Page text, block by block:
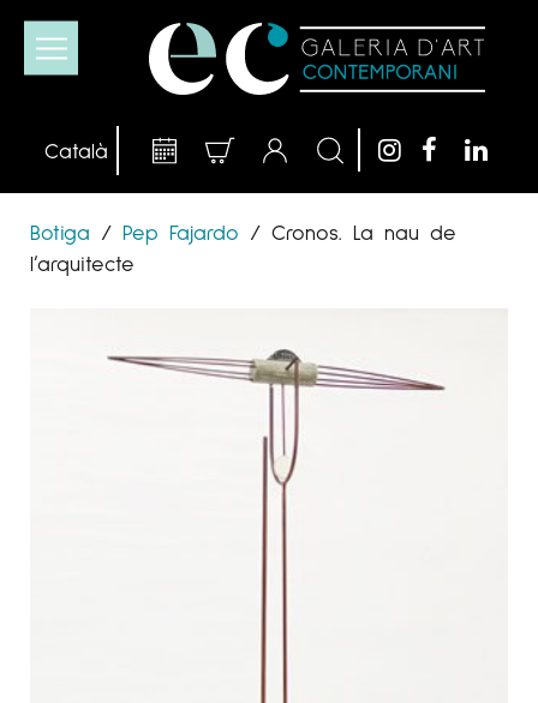
Botiga / Pep Fajardo / Cronos. La nau de
l’arquitecte